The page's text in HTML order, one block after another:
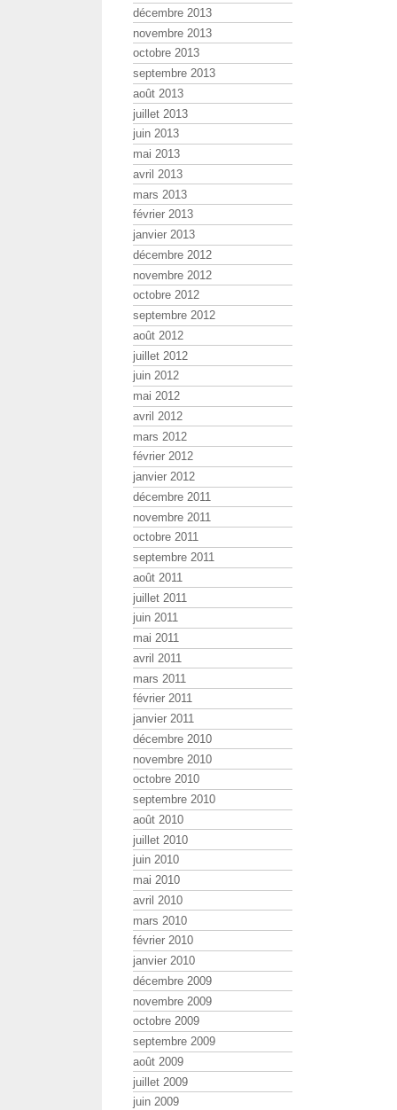
décembre 2013
novembre 2013
octobre 2013
septembre 2013
août 2013
juillet 2013
juin 2013
mai 2013
avril 2013
mars 2013
février 2013
janvier 2013
décembre 2012
novembre 2012
octobre 2012
septembre 2012
août 2012
juillet 2012
juin 2012
mai 2012
avril 2012
mars 2012
février 2012
janvier 2012
décembre 2011
novembre 2011
octobre 2011
septembre 2011
août 2011
juillet 2011
juin 2011
mai 2011
avril 2011
mars 2011
février 2011
janvier 2011
décembre 2010
novembre 2010
octobre 2010
septembre 2010
août 2010
juillet 2010
juin 2010
mai 2010
avril 2010
mars 2010
février 2010
janvier 2010
décembre 2009
novembre 2009
octobre 2009
septembre 2009
août 2009
juillet 2009
juin 2009